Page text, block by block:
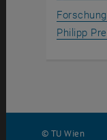
Philipp
© TU Wien